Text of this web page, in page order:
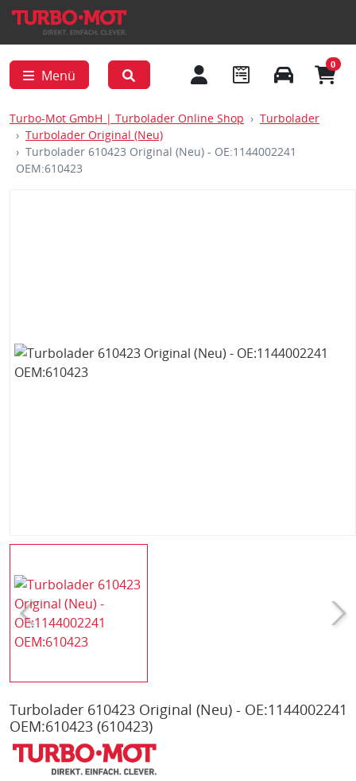
Menü
0
Turbo-Mot GmbH | Turbolader Online Shop
Turbolader
Turbolader Original (Neu)
Turbolader 610423 Original (Neu) - OE:1144002241
OEM:610423
Turbolader 610423 Original (Neu) - OE:1144002241
OEM:610423 (610423)